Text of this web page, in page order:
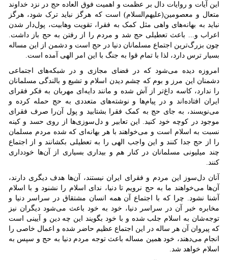
این آیات و روایات دال بر عظمت و اهمیت فوق العاده حج در نزد خداوند
متعال و معصومین(علیهم‌السلام) است که هرگز نباید ترک شود، هرگز
نباید به بهانه‌های واهی مثل کمک به فقرا، تقویت وهابیت، پول‌دار شدن
اعراب و... باعث تعطیلی حج شد و مردم را از رفتن به حج باز داشت.
چون بزرگ‌ترین اجتماع مسلمانان دنیا در حج است و دشمن از این مساله
بسیار ترس دارد، لذا با تمام قوا به جنگ با این امر الهی آمده است.
امروزه دیده می‌شود که در فضای مجازی و در شبکه‌های اجتماعی
دشمنان این مرز و بوم که چشم دیدن اسلام و تشیع و بالندگی مسلمانان
را ندارد، کاسه داغ‌تر از آش شده و مانند دایه‌ای مهربان به فکر فقرای
ایران افتاده‌اند و در پیام‌ها و نوشته‌های متعددی به حج حمله کرده و
می‌نویسند، به جای حج به کمک فقرا بشتابید و پول آن‌را صرف فقرای
موجود در کوچه خود کنید. این تعابیر و دل‌سوزی‌ها از روی حسد و کینه
نسبت به اسلام است و می‌خواهند با هر بهانه‌ای که شده مردم مسلمان
را از حج جدا کنند و این واجب الهی را به تعطیلی بکشانند و از اجتماع
چند میلیونی مسلمانان در کنار هم و بیداری بسیاری از آن‌ها خودداری
کنند.
آنان دل‌سوز این مردم و فقرای ایران نیستند، آن‌ها هدف دیگری دارند،
آن‌ها می‌خواهند ما به حج نرویم تا دنیا، ندای اسلام را نشنود و با اسلام
آشنا نشود. چرا که با اجتماع آن همه انسان مشتقاق در سراسر دنیا و
مخابره خبر آن در سراسر دنیا، خود به خود باعث می‌شود دیگران نیز
توجه‌شان به اسلام جلب شده و با خود بگویند این چه دین و آیینی است
که پیروان آن هر ساله در این اجتماع عظیم حاضر شده و اعمال خاصی را
انجام می‌دهند، خود همین مساله باعث توجه مردم دنیا به حج و سپس به
اسلام خواهد شد.